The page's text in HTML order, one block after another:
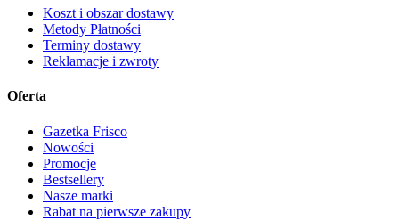
Koszt i obszar dostawy
Metody Płatności
Terminy dostawy
Reklamacje i zwroty
Oferta
Gazetka Frisco
Nowości
Promocje
Bestsellery
Nasze marki
Rabat na pierwsze zakupy